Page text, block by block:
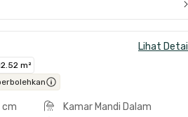
Lihat Detail
m²
cm
Kamar Mandi Dalam